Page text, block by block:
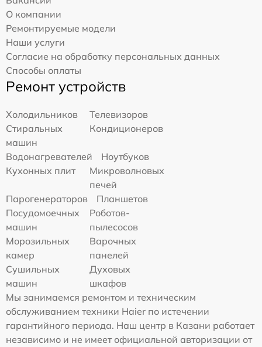
О компании
Ремонтируемые модели
Наши услуги
Согласие на обработку персональных данных
Способы оплаты
Ремонт устройств
Холодильников
Телевизоров
Стиральных
машин
Кондиционеров
Водонагревателей
Ноутбуков
Кухонных плит
Микроволновых
печей
Парогенераторов
Планшетов
Посудомоечных
машин
Роботов-
пылесосов
Морозильных
камер
Варочных
панелей
Сушильных
машин
Духовых
шкафов
Мы занимаемся ремонтом и техническим
обслуживанием техники Haier по истечении
гарантийного периода. Наш центр в Казани работает
независимо и не имеет официальной авторизации от